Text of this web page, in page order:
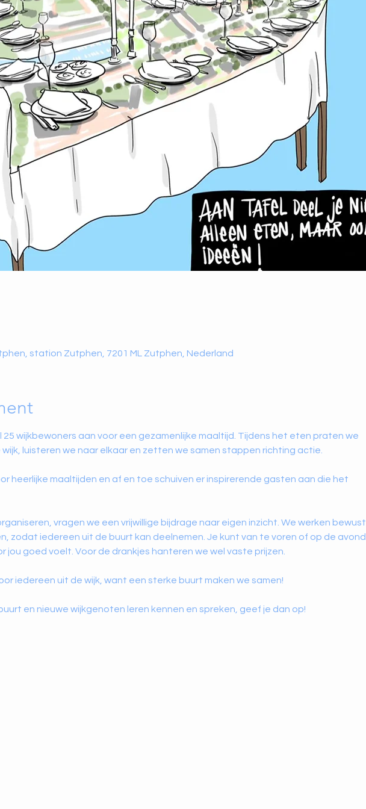
station Zutphen, 7201 ML Zutphen, Nederland
25 wijkbewoners aan voor een gezamenlijke maaltijd. Tijdens het eten praten we
luisteren we naar elkaar en zetten we samen stappen richting actie.
heerlijke maaltijden en af en toe schuiven er inspirerende gasten aan die het
vragen we een vrijwillige bijdrage naar eigen inzicht. We werken bewust
zodat iedereen uit de buurt kan deelnemen. Je kunt van te voren of op de avond
jou goed voelt. Voor de drankjes hanteren we wel vaste prijzen.
iedereen uit de wijk, want een sterke buurt maken we samen!
en nieuwe wijkgenoten leren kennen en spreken, geef je dan op!